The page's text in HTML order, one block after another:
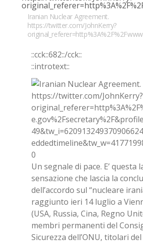
Iranian Nuclear Agreement.
https://twitter.com/JohnKerry?
::cck::682::/cck::
::introtext::
Un segnale di pace. E’ questa
sensazione che lascia la
dell’accordo sul “nucleare
raggiunto ieri 14 luglio a
(USA, Russia, Cina, Regno
membri permanenti del
Sicurezza dell’ONU, titolari